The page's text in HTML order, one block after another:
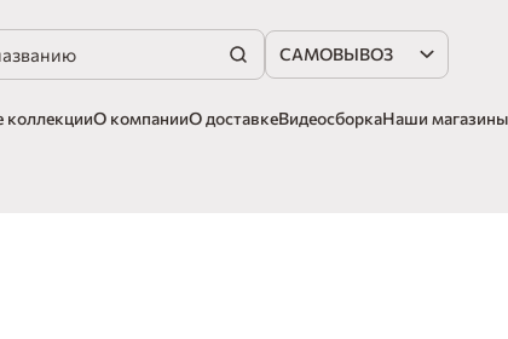
САМОВЫВОЗ
коллекцииО компанииО доставкеВидеосборкаНаши магазины